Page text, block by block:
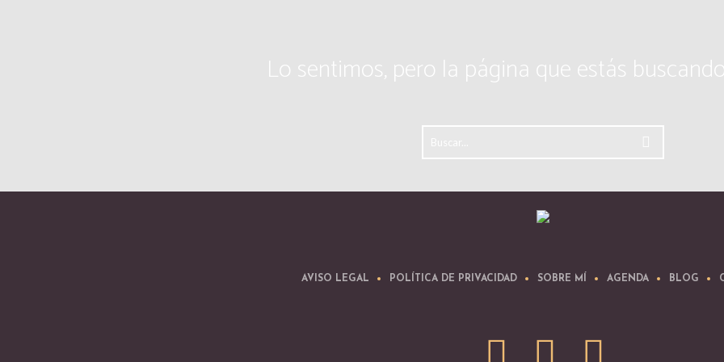
Lo sentimos, pero la página que estás
AVISO LEGAL POLÍTICA DE PRIVACIDAD SOBRE MÍ AGENDA BLOG